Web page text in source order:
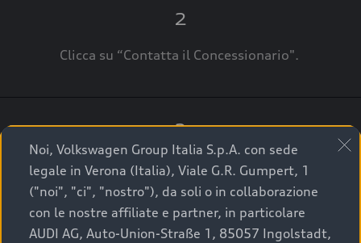
2
Clicca su “Contatta il Concessionario".
3
A breve verrai ricontattato dal Customer Care
Audi Center o direttamente dal Concessionario
che ti supporterà per finalizzare la tua richiesta.
Noi, Volkswagen Group Italia S.p.A. con sede
legale in Verona (Italia), Viale G.R. Gumpert, 1
("noi", "ci", "nostro"), da soli o in collaborazione
con le nostre affiliate e partner, in particolare
AUDI AG, Auto-Union-Straße 1, 85057 Ingolstadt,